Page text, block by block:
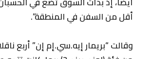
أقل من السفن في المنطقة”.
وقالت “بريمار إيه.سي.إم إن” أربع